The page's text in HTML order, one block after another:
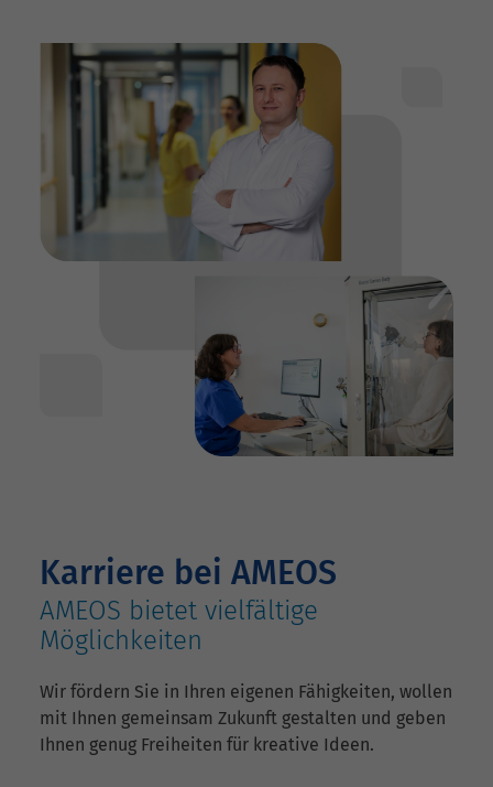
Karriere bei AMEOS
AMEOS bietet vielfältige
Möglichkeiten
Wir fördern Sie in Ihren eigenen Fähigkeiten, wollen
mit Ihnen gemeinsam Zukunft gestalten und geben
Ihnen genug Freiheiten für kreative Ideen.